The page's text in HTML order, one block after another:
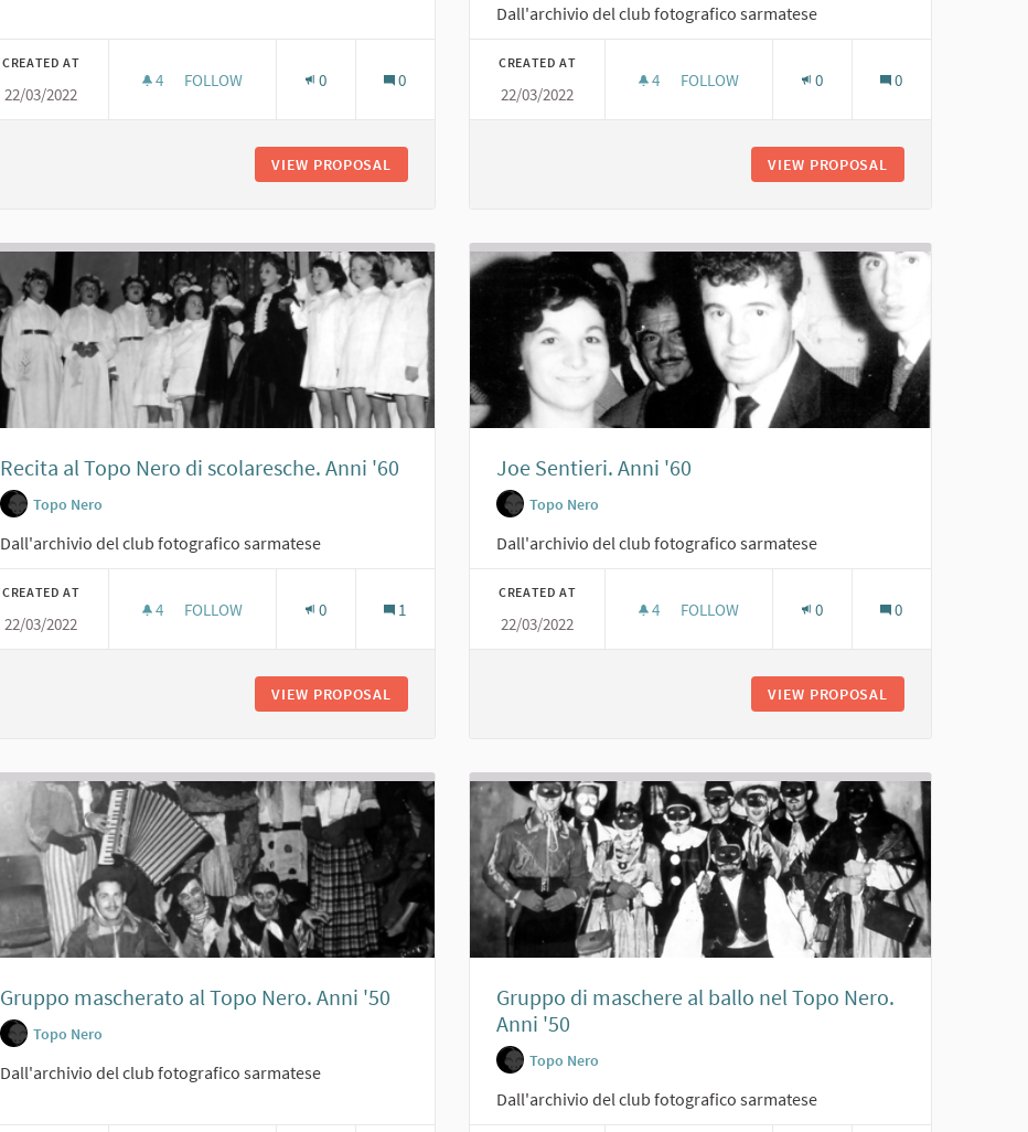
CREATED AT
22/03/2022
4 4 FOLLOWERS
FOLLOW 0 0
VIEW PROPOSAL
Dall'archivio del club fotografico sarmatese
CREATED AT
22/03/2022
4 4 FOLLOWERS
FOLLOW 0 0
VIEW PROPOSAL
Recita al Topo Nero di scolaresche. Anni '60
Topo Nero
Dall'archivio del club fotografico sarmatese
CREATED AT
22/03/2022
4 4 FOLLOWERS
FOLLOW
RECITA AL TOPO NERO DI SCOLARESCHE. ANNI '60
0 1
VIEW PROPOSAL
Joe Sentieri. Anni '60
Topo Nero
Dall'archivio del club fotografico sarmatese
CREATED AT
22/03/2022
4 4 FOLLOWERS
FOLLOW 0 0
VIEW PROPOSAL
Gruppo mascherato al Topo Nero. Anni '50
Topo Nero
Dall'archivio del club fotografico sarmatese
Gruppo di maschere al ballo nel Topo Nero.
Anni '50
Topo Nero
Dall'archivio del club fotografico sarmatese